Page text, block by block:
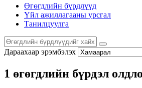
Өгөгдлийн бүрдлүүд
Үйл ажиллагааны урсгал
Танилцуулга
Дараахаар эрэмбэлэх
1 өгөгдлийн бүрдэл